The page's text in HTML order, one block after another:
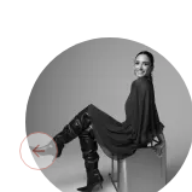
Previous slide